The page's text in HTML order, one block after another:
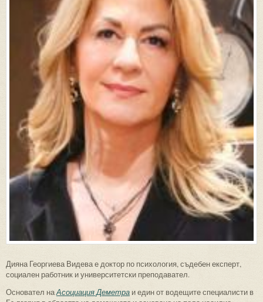
Дияна Георгиева Видева е доктор по психология, съдебен експерт,
социален работник и университетски преподавател.
Основател наАсоциация Деметра и един от водещите специалисти в